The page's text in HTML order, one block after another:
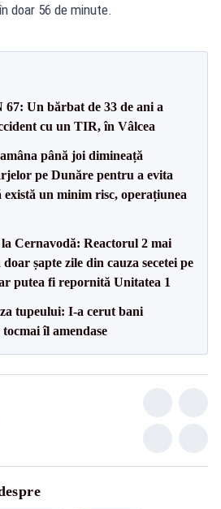
doar 56 de minute.
67: Un bărbat de 33 de ani a
cu un TIR, în Vâlcea
până joi dimineață
pe Dunăre pentru a evita
există un minim risc, operațiunea
Cernavodă: Reactorul 2 mai
șapte zile din cauza secetei pe
putea fi repornită Unitatea 1
tupeului: I-a cerut bani
îl amendase